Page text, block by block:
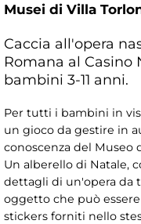
Musei di Villa
Caccia all'opera
Romana al Casino
bambini 3-11 anni.
Per tutti i bambini in
un gioco da gestire in
conoscenza del Museo
Un alberello di Natale,
dettagli di un'opera da
oggetto che può
stickers forniti nello